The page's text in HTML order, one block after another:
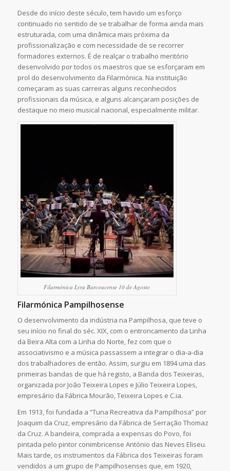
Desde do início deste século, tem havido um esforço
continuado no sentido de se trabalhar de forma ainda mais
estruturada, com uma dinâmica mais próxima da
profissionalização e com necessidade de se recorrer
formadores externos. É de realçar o trabalho meritório
desenvolvido por todos os maestros que se esforçaram em
prol do desenvolvimento da Filarmónica. Na instituição
começaram as suas carreiras alguns reconhecidos
profissionais da música, e alguns alcançaram posições de
destaque no meio musical nacional, especialmente militar.
Filarmónica Lyra Barcoucense 10 de Agosto
Filarmónica Pampilhosense
O desenvolvimento da indústria na Pampilhosa, que teve o
seu início no final do séc. XIX, com o entroncamento da Linha
da Beira Alta com a Linha do Norte, fez com que o
associativismo e a música passassem a integrar o dia-a-dia
dos trabalhadores de então. Assim, surgiu em 1894 uma das
primeiras bandas de que há registo, a Banda dos Teixeiras,
organizada por João Teixeira Lopes e Júlio Teixeira Lopes,
empresário da Fábrica Mourão, Teixeira Lopes e C.ia.
Em 1913, foi fundada a “Tuna Recreativa da Pampilhosa” por
Joaquim da Cruz, empresário da Fábrica de Serração Thomaz
da Cruz. A bandeira, comprada a expensas do Povo, foi
pintada pelo pintor conimbricense António das Neves Eliseu.
Mais tarde, os instrumentos da Fábrica dos Teixeiras foram
vendidos a um grupo de Pampilhosenses que, em 1920,